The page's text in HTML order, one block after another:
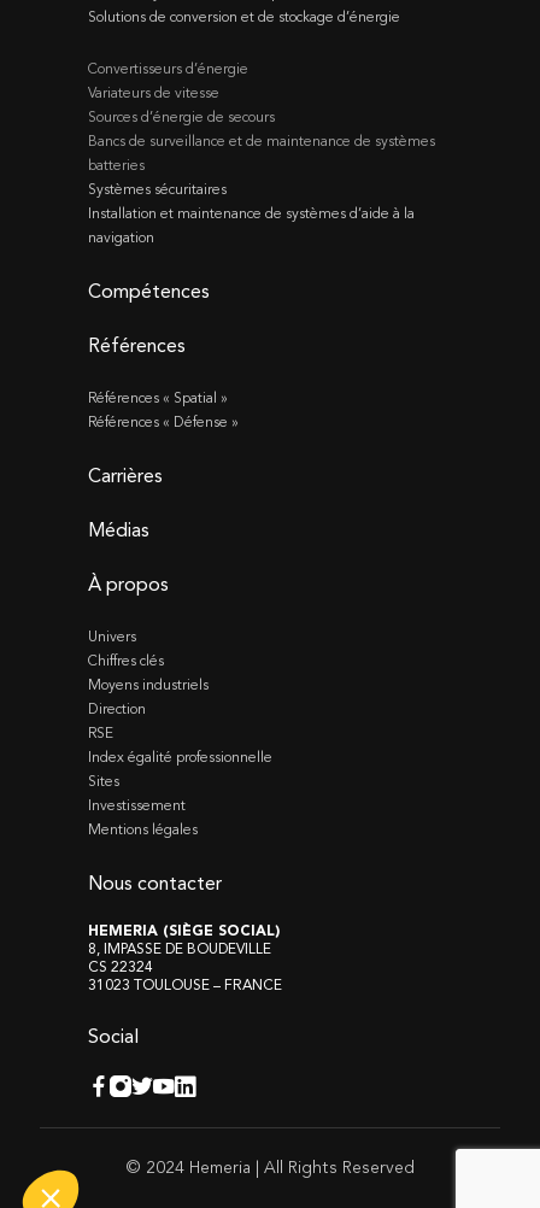
Solutions de conversion et de stockage d’énergie
Convertisseurs d’énergie
Variateurs de vitesse
Sources d’énergie de secours
Bancs de surveillance et de maintenance de systèmes
batteries
Systèmes sécuritaires
Installation et maintenance de systèmes d’aide à la
navigation
Compétences
Références
Références « Spatial »
Références « Défense »
Carrières
Médias
À propos
Univers
Chiffres clés
Moyens industriels
Direction
RSE
Index égalité professionnelle
Sites
Investissement
Mentions légales
Nous contacter
HEMERIA (SIÈGE SOCIAL)
8, IMPASSE DE BOUDEVILLE
CS 22324
31023 TOULOUSE – FRANCE
Social
© 2024 Hemeria | All Rights Reserved